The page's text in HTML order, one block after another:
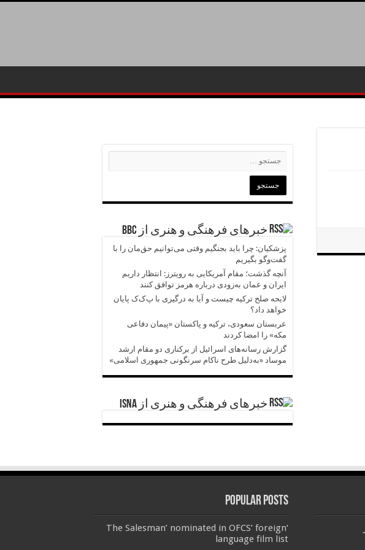
خبرهای فرهنگی و هنری از BBC
پزشکیان: چرا باید بجنگیم وقتی می‌توانیم حق‌مان را با
گفت‌وگو بگیریم
آنچه گذشت؛ مقام آمریکایی به رویترز: انتظار داریم
ایران و عمان به‌زودی درباره هرمز توافق کنند
لایحه صلح ترکیه چیست و آیا به درگیری با پ‌ک‌ک پایان
خواهد داد؟
عربستان سعودی، ترکیه و پاکستان «پیمان دفاعی
مکه» را امضا کردند
گزارش‌‌ رسانه‌های اسرائیل از برکناری دو مقام ارشد
موساد «به‌دلیل طرح ناکام سرنگونی جمهوری اسلامی»
خبرهای فرهنگی و هنری از ISNA
Popular Posts
‘The Salesman’ nominated in OFCS’ foreign
language film list